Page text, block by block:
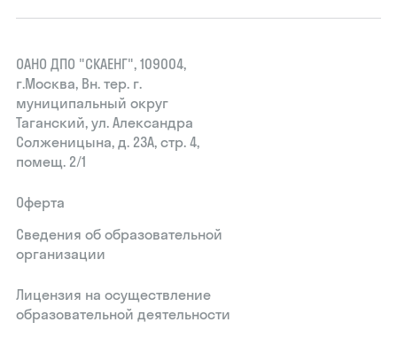
ОАНО ДПО "СКАЕНГ", 109004,
г.Москва, Вн. тер. г.
муниципальный округ
Таганский, ул. Александра
Солженицына, д. 23А, стр. 4,
помещ. 2/1
Оферта
Сведения об образовательной
организации
Лицензия на осуществление
образовательной деятельности